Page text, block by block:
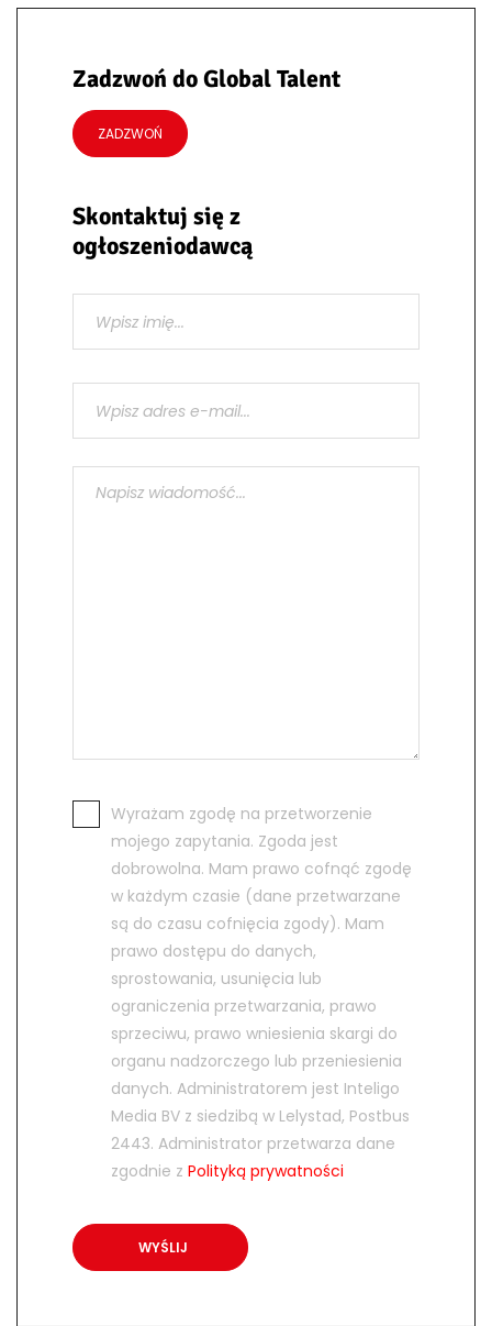
Zadzwoń do Global Talent
ZADZWOŃ
Skontaktuj się z
ogłoszeniodawcą
Wyrażam zgodę na przetworzenie
mojego zapytania. Zgoda jest
dobrowolna. Mam prawo cofnąć zgodę
w każdym czasie (dane przetwarzane
są do czasu cofnięcia zgody). Mam
prawo dostępu do danych,
sprostowania, usunięcia lub
ograniczenia przetwarzania, prawo
sprzeciwu, prawo wniesienia skargi do
organu nadzorczego lub przeniesienia
danych. Administratorem jest Inteligo
Media BV z siedzibą w Lelystad, Postbus
2443. Administrator przetwarza dane
zgodnie z Polityką prywatności